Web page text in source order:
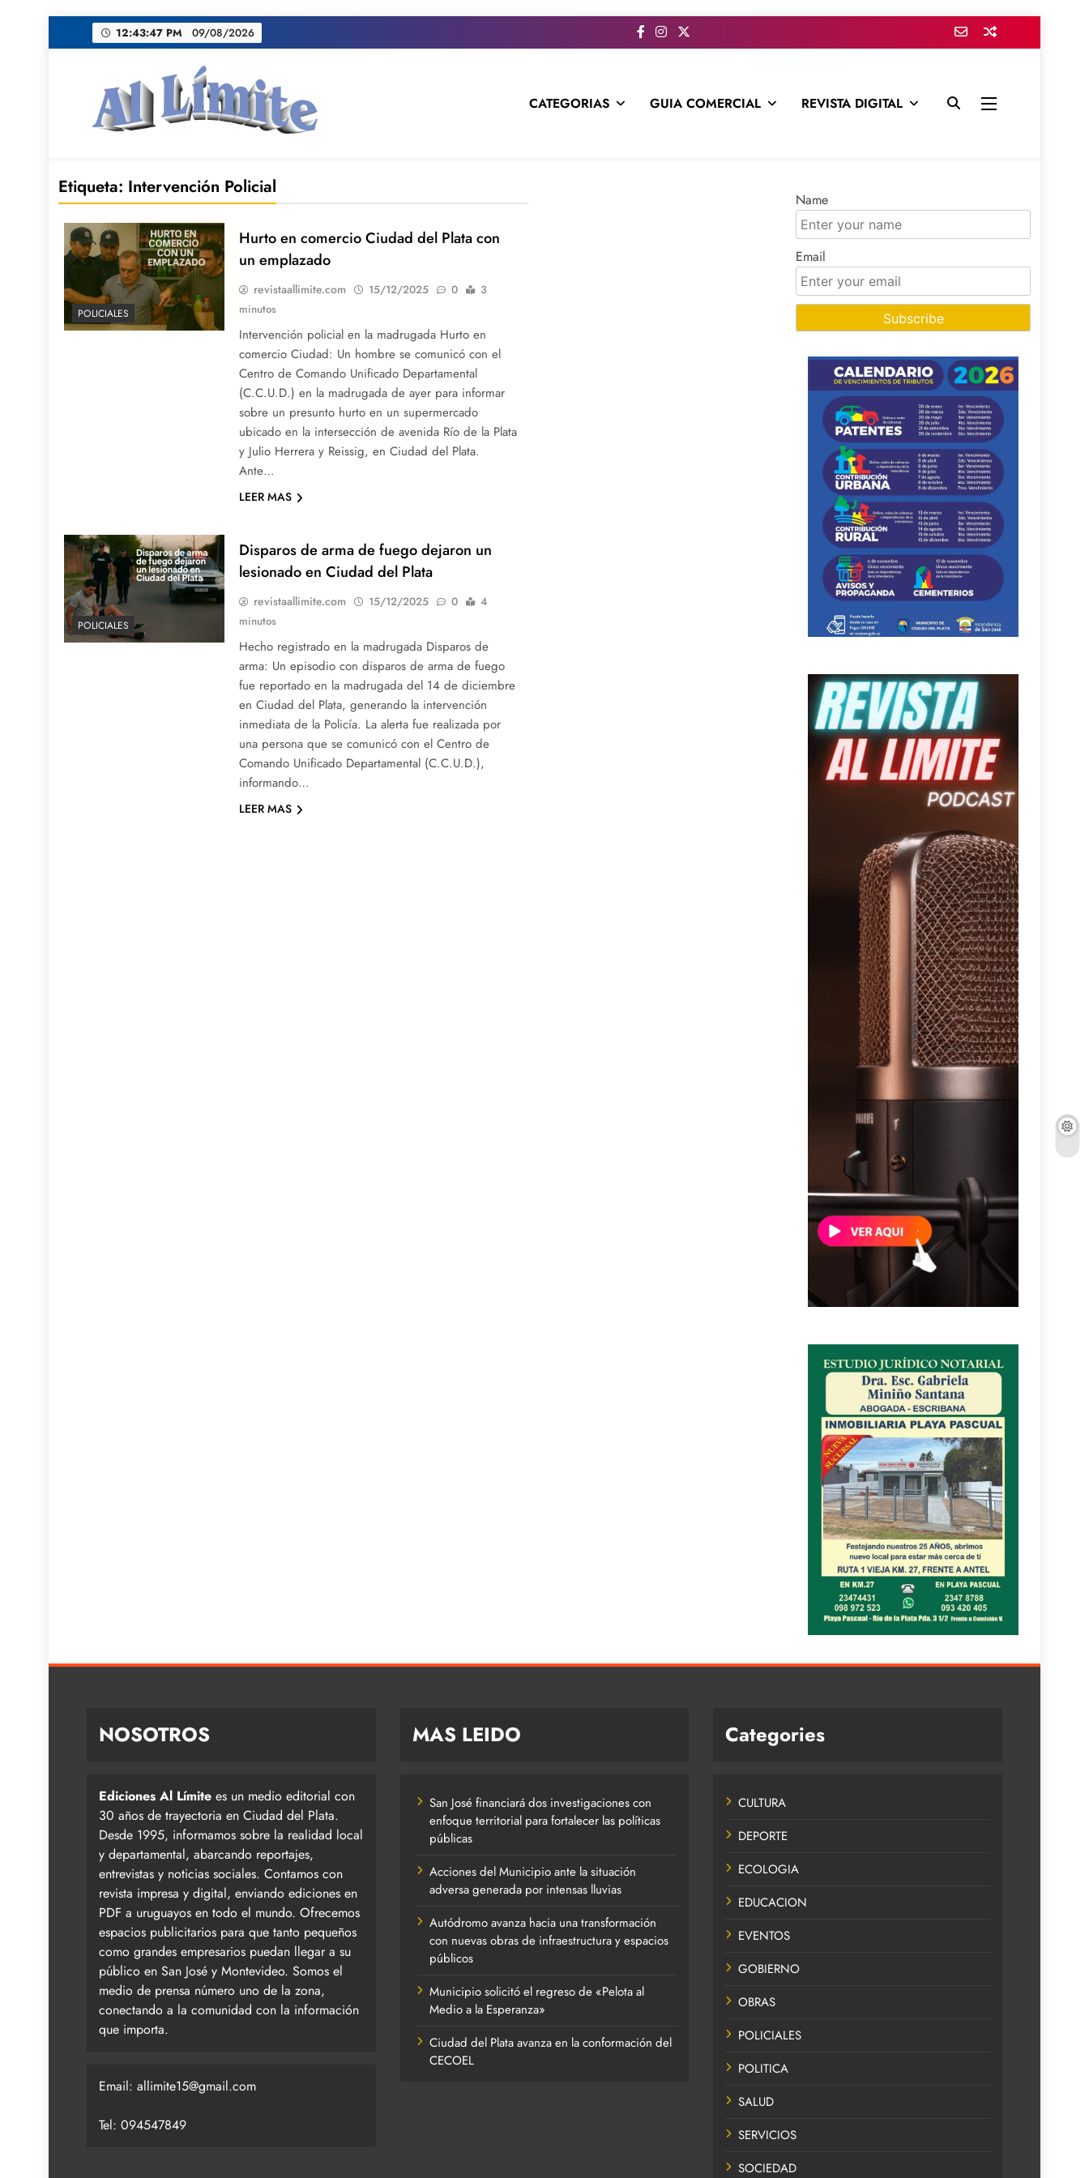
al
12:43:48 PM 09/08/2026
CATEGORIAS GUIA COMERCIAL REVISTA DIGITAL
Etiqueta: Intervención Policial
POLICIALES
Hurto en comercio Ciudad del Plata con
un emplazado
revistaallimite.com 15/12/2025 0
3
minutos
Intervención policial en la madrugada Hurto en
comercio Ciudad: Un hombre se comunicó con el
Centro de Comando Unificado Departamental
(C.C.U.D.) en la madrugada de ayer para informar
sobre un presunto hurto en un supermercado
ubicado en la intersección de avenida Río de la Plata
y Julio Herrera y Reissig, en Ciudad del Plata.
Ante…
LEER MAS
POLICIALES
Disparos de arma de fuego dejaron un
lesionado en Ciudad del Plata
revistaallimite.com 15/12/2025 0
4
minutos
Hecho registrado en la madrugada Disparos de
arma: Un episodio con disparos de arma de fuego
fue reportado en la madrugada del 14 de diciembre
en Ciudad del Plata, generando la intervención
inmediata de la Policía. La alerta fue realizada por
una persona que se comunicó con el Centro de
Comando Unificado Departamental (C.C.U.D.),
informando…
LEER MAS
Name
Email
NOSOTROS
Ediciones Al Límite es un medio editorial con
30 años de trayectoria en Ciudad del Plata.
Desde 1995, informamos sobre la realidad local
y departamental, abarcando reportajes,
entrevistas y noticias sociales. Contamos con
revista impresa y digital, enviando ediciones en
PDF a uruguayos en todo el mundo. Ofrecemos
espacios publicitarios para que tanto pequeños
como grandes empresarios puedan llegar a su
público en San José y Montevideo. Somos el
medio de prensa número uno de la zona,
conectando a la comunidad con la información
que importa.
Email: allimite15@gmail.com
Tel: 094547849
MAS LEIDO
San José financiará dos investigaciones con
enfoque territorial para fortalecer las políticas
públicas
Acciones del Municipio ante la situación
adversa generada por intensas lluvias
Autódromo avanza hacia una transformación
con nuevas obras de infraestructura y espacios
públicos
Municipio solicitó el regreso de «Pelota al
Medio a la Esperanza»
Ciudad del Plata avanza en la conformación del
CECOEL
Categories
CULTURA
DEPORTE
ECOLOGIA
EDUCACION
EVENTOS
GOBIERNO
OBRAS
POLICIALES
POLITICA
SALUD
SERVICIOS
SOCIEDAD